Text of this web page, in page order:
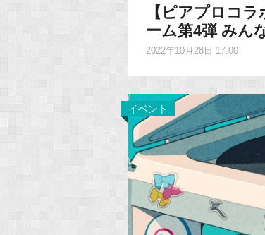
【ピアプロコ
ーム第4弾 みん
2022年10月28日 17:00
イベント